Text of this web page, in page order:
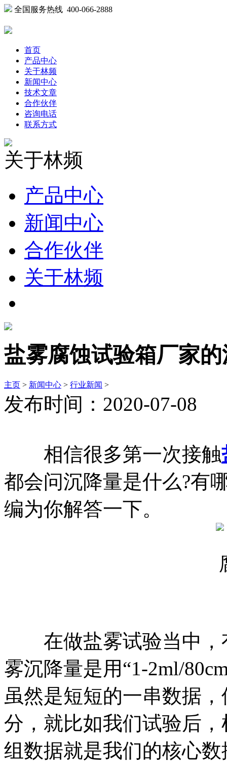
全国服务热线 400-066-2888
首页
产品中心
关于林频
新闻中心
技术文章
合作伙伴
咨询电话
联系方式
关于林频
产品中心
新闻中心
合作伙伴
关于林频
盐雾腐蚀试验箱厂家
主页 > 新闻中心 > 行业新闻 >
发布时间：2020-07-08
相信很多第一次接触
都会问沉降量是什么?有
编为你解答一下。
在做盐雾试验当中，
雾沉降量是用“1-2ml/
虽然是短短的一串数据
分，就比如我们试验后
组数据就是我们的核心